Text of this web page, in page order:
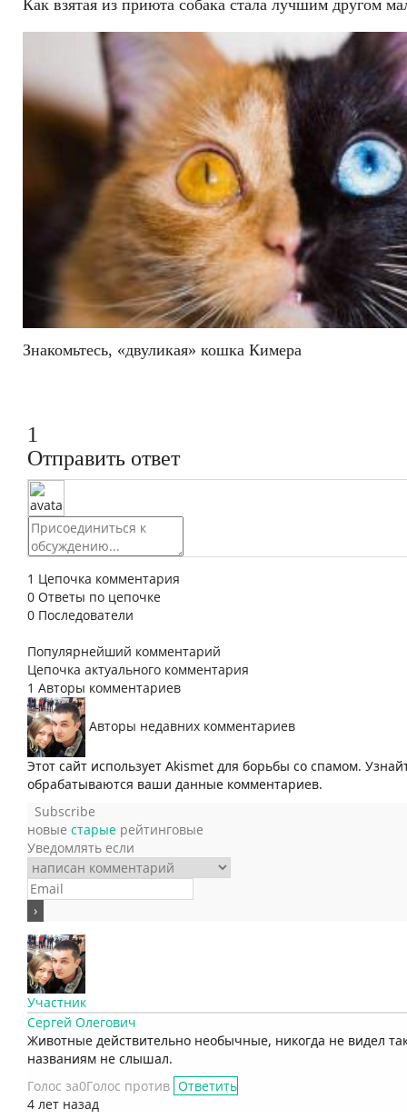
Как взятая из приюта собака стала лучшим другом
Знакомьтесь, «двуликая» кошка Кимера
1
Отправить ответ
1 Цепочка комментария
0 Ответы по цепочке
0 Последователи
Популярнейший комментарий
Цепочка актуального комментария
1 Авторы комментариев
Авторы недавних комментариев
Этот сайт использует Akismet для борьбы со спамом.
обрабатываются ваши данные комментариев.
Subscribe
новые старые рейтинговые
Уведомлять если
Участник
Сергей Олегович
Животные действительно необычные, никогда не видел
названиям не слышал.
Голос за0Голос против Ответить
4 лет назад